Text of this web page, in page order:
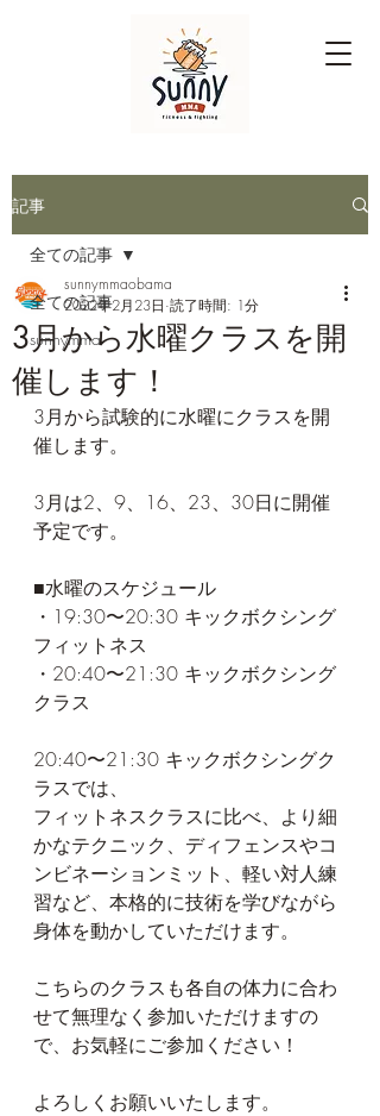
記事
全ての記事
sunnymma
全ての記事
3月から水曜クラスを開
催します！
sunnymmaobama
2022年2月23日 読了時間: 1分
3月から試験的に水曜にクラスを開
催します。
3月は2、9、16、23、30日に開催
予定です。
﻿■水曜のスケジュール
・19:30〜20:30 キックボクシング
フィットネス﻿
・20:40〜21:30 キックボクシング
クラス
20:40〜21:30 キックボクシングク
ラスでは、
フィットネスクラスに比べ、より細
かなテクニック、ディフェンスやコ
ンビネーションミット、軽い対人練
習など、本格的に技術を学びながら
身体を動かしていただけます。
こちらのクラスも各自の体力に合わ
せて無理なく参加いただけますの
で、お気軽にご参加ください！
よろしくお願いいたします。